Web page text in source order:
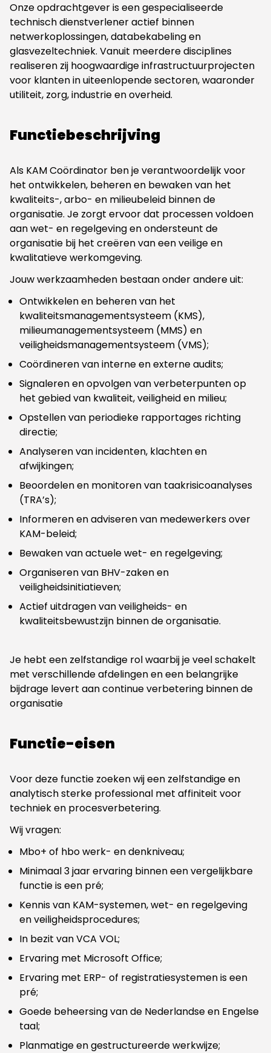
Onze opdrachtgever is een gespecialiseerde
technisch dienstverlener actief binnen
netwerkoplossingen, databekabeling en
glasvezeltechniek. Vanuit meerdere disciplines
realiseren zij hoogwaardige infrastructuurprojecten
voor klanten in uiteenlopende sectoren, waaronder
utiliteit, zorg, industrie en overheid.
Functiebeschrijving
Als KAM Coördinator ben je verantwoordelijk voor
het ontwikkelen, beheren en bewaken van het
kwaliteits-, arbo- en milieubeleid binnen de
organisatie. Je zorgt ervoor dat processen voldoen
aan wet- en regelgeving en ondersteunt de
organisatie bij het creëren van een veilige en
kwalitatieve werkomgeving.
Jouw werkzaamheden bestaan onder andere uit:
Ontwikkelen en beheren van het
kwaliteitsmanagementsysteem (KMS),
milieumanagementsysteem (MMS) en
veiligheidsmanagementsysteem (VMS);
Coördineren van interne en externe audits;
Signaleren en opvolgen van verbeterpunten op
het gebied van kwaliteit, veiligheid en milieu;
Opstellen van periodieke rapportages richting
directie;
Analyseren van incidenten, klachten en
afwijkingen;
Beoordelen en monitoren van taakrisicoanalyses
(TRA’s);
Informeren en adviseren van medewerkers over
KAM-beleid;
Bewaken van actuele wet- en regelgeving;
Organiseren van BHV-zaken en
veiligheidsinitiatieven;
Actief uitdragen van veiligheids- en
kwaliteitsbewustzijn binnen de organisatie.
Je hebt een zelfstandige rol waarbij je veel schakelt
met verschillende afdelingen en een belangrijke
bijdrage levert aan continue verbetering binnen de
organisatie
Functie-eisen
Voor deze functie zoeken wij een zelfstandige en
analytisch sterke professional met affiniteit voor
techniek en procesverbetering.
Wij vragen:
Mbo+ of hbo werk- en denkniveau;
Minimaal 3 jaar ervaring binnen een vergelijkbare
functie is een pré;
Kennis van KAM-systemen, wet- en regelgeving
en veiligheidsprocedures;
In bezit van VCA VOL;
Ervaring met Microsoft Office;
Ervaring met ERP- of registratiesystemen is een
pré;
Goede beheersing van de Nederlandse en Engelse
taal;
Planmatige en gestructureerde werkwijze;